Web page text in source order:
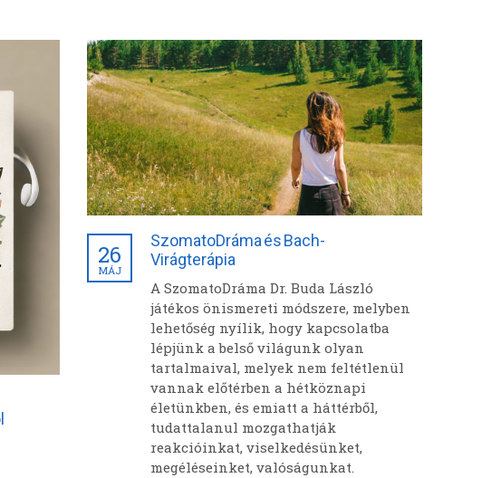
26
MÁJ
SzomatoDráma és Bach-
Virágterápia
A SzomatoDráma Dr. Buda László
játékos önismereti módszere, melyben
lehetőség nyílik, hogy kapcsolatba
lépjünk a belső világunk olyan
tartalmaival, melyek nem feltétlenül
vannak előtérben a hétköznapi
életünkben, és emiatt a háttérből,
tudattalanul mozgathatják
reakcióinkat, viselkedésünket,
megéléseinket, valóságunkat.